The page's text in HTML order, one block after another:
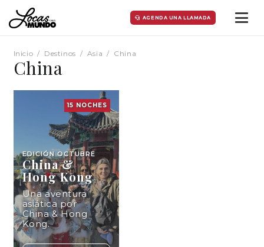
AGENDA UNA LLAMADA
Inicio / Destinos / Asia / China
China
15NOCHES
EDICIÓNOCTUBRE
China &
Hong Kong
Una aventura
asiática por
China & Hong
Kong.